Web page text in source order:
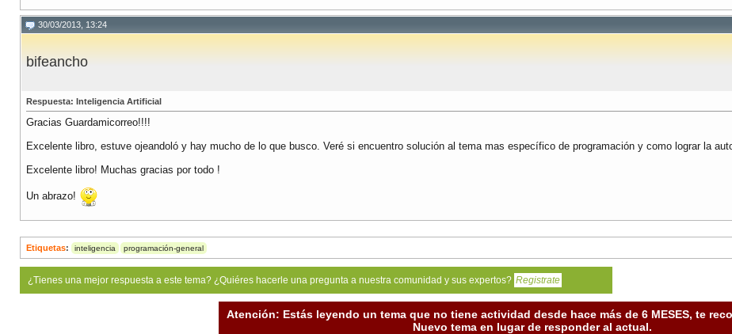
30/03/2013, 13:24
bifeancho
Respuesta: Inteligencia Artificial
Gracias Guardamicorreo!!!!
Excelente libro, estuve ojeandoló y hay mucho de lo que busco. Veré si encuentro solución al tema mas específico de programación y como lograr la
Excelente libro! Muchas gracias por todo !
Un abrazo!
Etiquetas: inteligencia programación-general
¿Tienes una mejor respuesta a este tema? ¿Quiéres hacerle una pregunta a nuestra comunidad y sus expertos? Registrate
Atención: Estás leyendo un tema que no tiene actividad desde hace más de 6 MESES, te
Nuevo tema en lugar de responder al actual.